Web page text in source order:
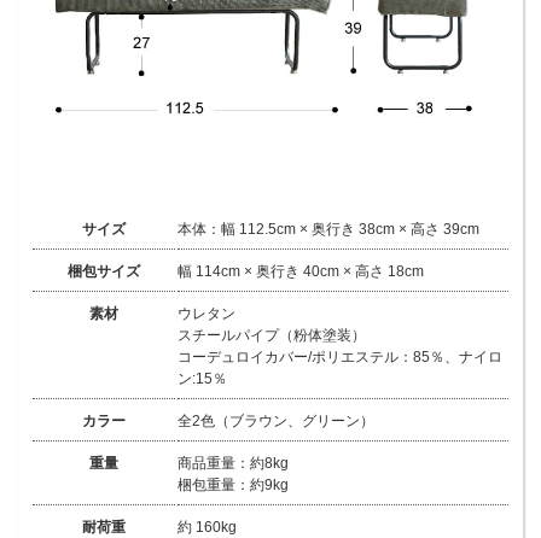
サイズ 本体：幅 112.5cm × 奥行き 38cm × 高さ 39cm
梱包サイズ 幅 114cm × 奥行き 40cm × 高さ 18cm
素材
ウレタン
スチールパイプ（粉体塗装）
コーデュロイカバー/ポリエステル：85％、ナイロ
ン:15％
カラー 全2色（ブラウン、グリーン）
重量
商品重量：約8kg
梱包重量：約9kg
耐荷重 約 160kg